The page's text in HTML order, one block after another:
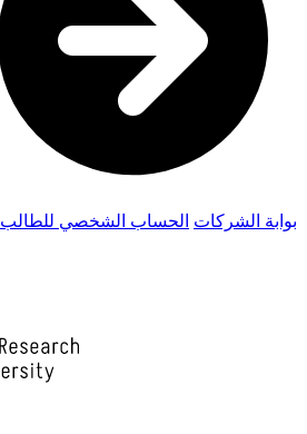
بوابة الشركات الحساب الشخصي للطالب